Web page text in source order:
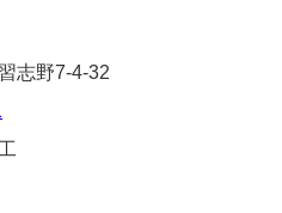
志野7-4-32